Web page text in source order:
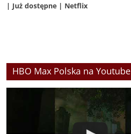
| Już dostępne | Netflix
HBO Max Polska na Youtube